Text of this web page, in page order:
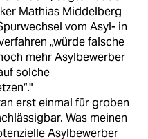
Mathias Middelberg
vom Asyl- in
„würde falsche
mehr Asylbewerber
solche
erst einmal für groben
Was meinen
Asylbewerber